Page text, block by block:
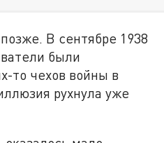
В сентябре 1938
были
то чехов войны в
рухнула уже